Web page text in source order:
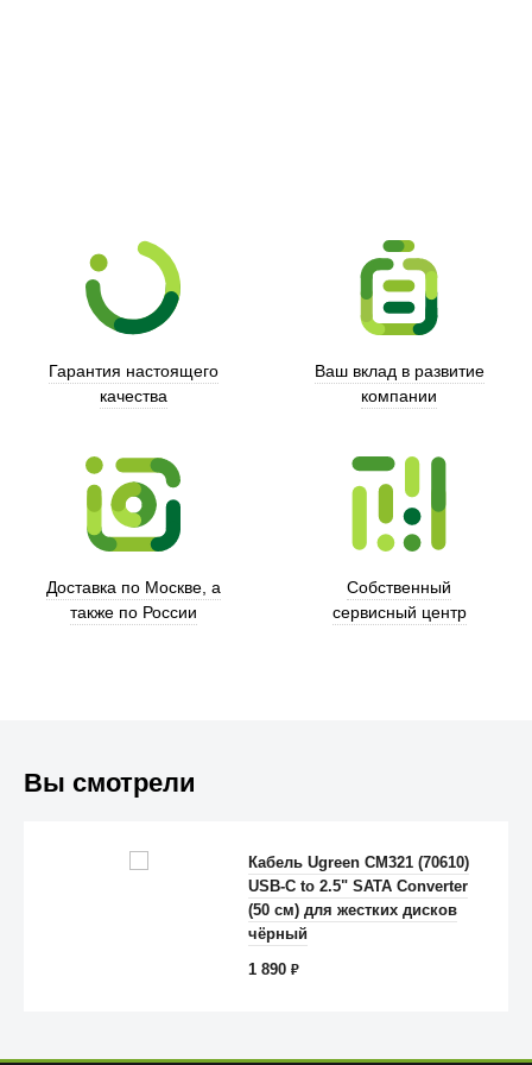
Гарантия настоящего
качества
Ваш вклад в развитие
компании
Доставка по Москве, а
также по России
Собственный
сервисный центр
Вы смотрели
Кабель Ugreen CM321 (70610)
USB-C to 2.5" SATA Converter
(50 см) для жестких дисков
чёрный
1 890₽